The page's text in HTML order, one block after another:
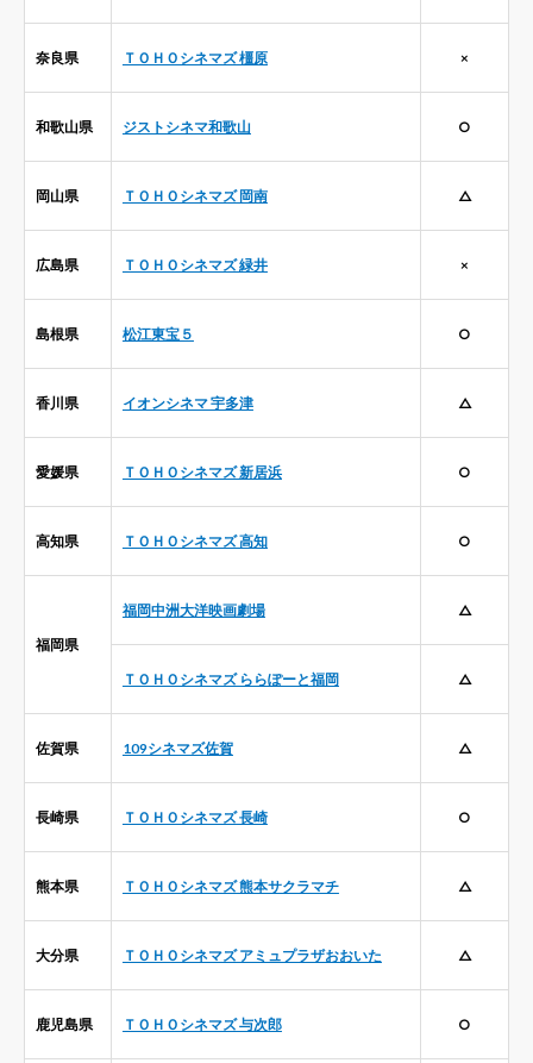
奈良県 ＴＯＨＯシネマズ 橿原 ×
和歌山県 ジストシネマ和歌山 ○
岡山県 ＴＯＨＯシネマズ 岡南 △
広島県 ＴＯＨＯシネマズ 緑井 ×
島根県 松江東宝５ ○
香川県 イオンシネマ 宇多津 △
愛媛県 ＴＯＨＯシネマズ 新居浜 ○
高知県 ＴＯＨＯシネマズ 高知 ○
福岡県
福岡中洲大洋映画劇場 △
ＴＯＨＯシネマズ ららぽーと福岡 △
佐賀県 109シネマズ佐賀 △
長崎県 ＴＯＨＯシネマズ 長崎 ○
熊本県 ＴＯＨＯシネマズ 熊本サクラマチ △
大分県 ＴＯＨＯシネマズ アミュプラザおおいた △
鹿児島県 ＴＯＨＯシネマズ 与次郎 ○